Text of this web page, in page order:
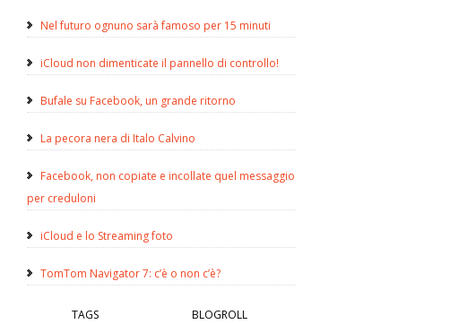
Nel futuro ognuno sarà famoso per 15 minuti
iCloud non dimenticate il pannello di controllo!
Bufale su Facebook, un grande ritorno
La pecora nera di Italo Calvino
Facebook, non copiate e incollate quel messaggio
per creduloni
iCloud e lo Streaming foto
TomTom Navigator 7: c’è o non c’è?
TAGS BLOGROLL